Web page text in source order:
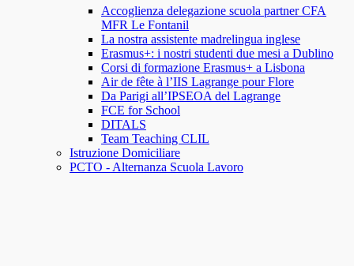
Accoglienza delegazione scuola partner CFA
MFR Le Fontanil
La nostra assistente madrelingua inglese
Erasmus+: i nostri studenti due mesi a Dublino
Corsi di formazione Erasmus+ a Lisbona
Air de fête à l’IIS Lagrange pour Flore
Da Parigi all’IPSEOA del Lagrange
FCE for School
DITALS
Team Teaching CLIL
Istruzione Domiciliare
PCTO - Alternanza Scuola Lavoro